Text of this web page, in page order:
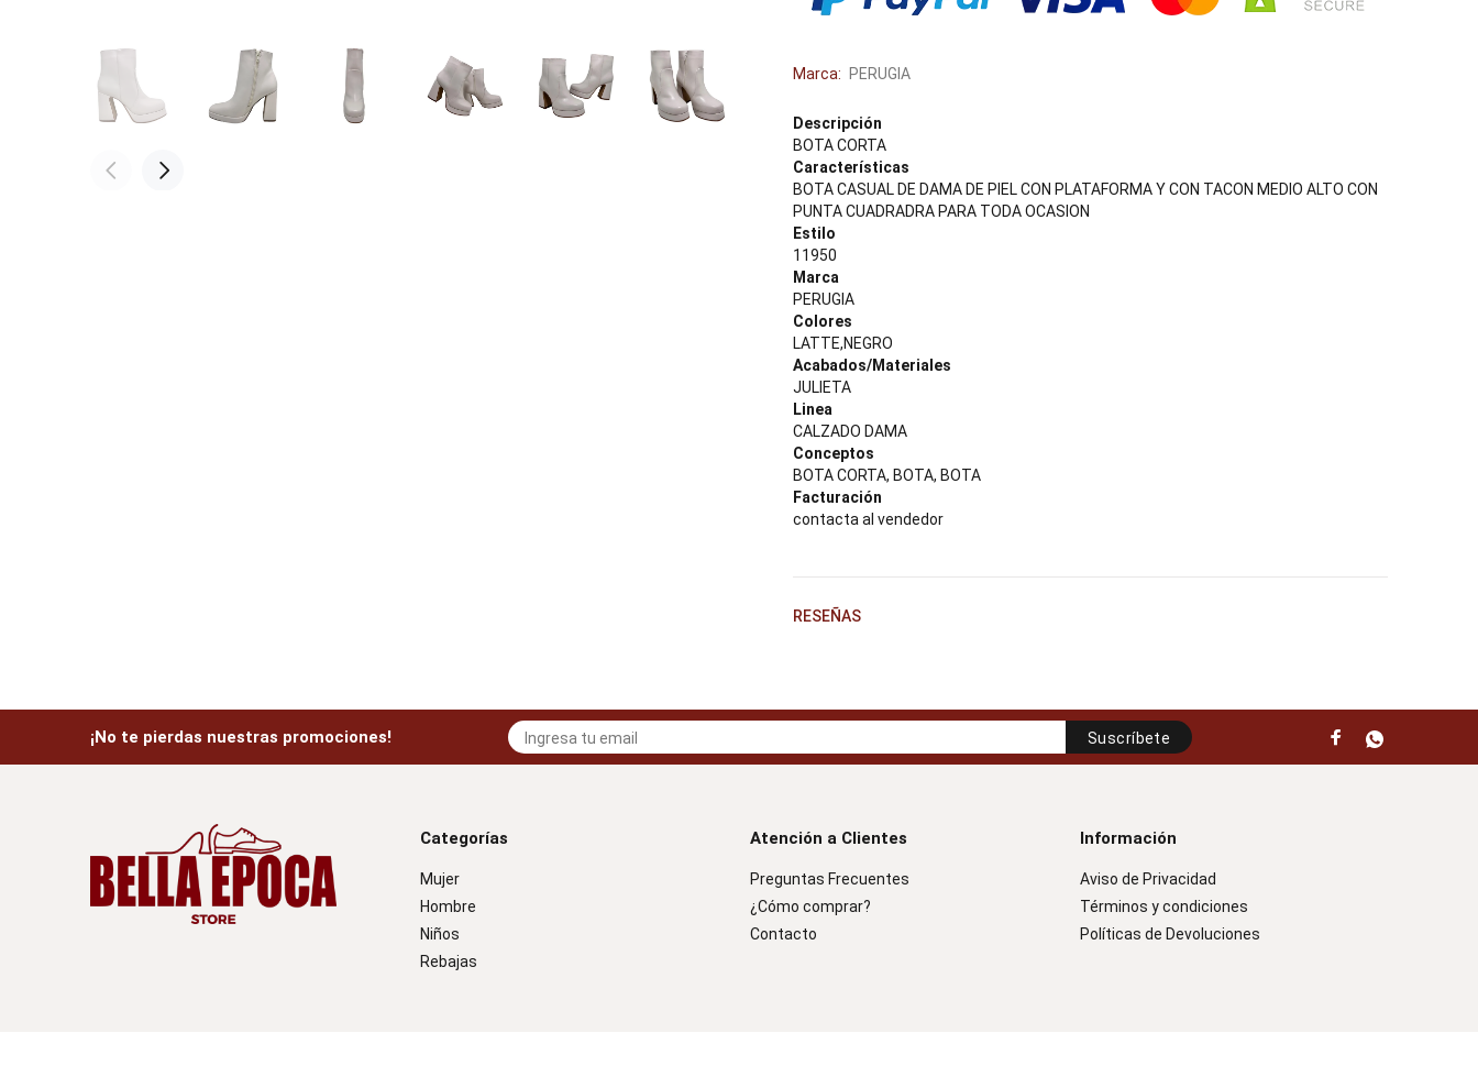
Marca: PERUGIA
Descripción
BOTA CORTA
Características
BOTA CASUAL DE DAMA DE PIEL CON PLATAFORMA Y CON TACON MEDIO ALTO CON
PUNTA CUADRADRA PARA TODA OCASION
Estilo
11950
Marca
PERUGIA
Colores
LATTE,NEGRO
Acabados/Materiales
JULIETA
Linea
CALZADO DAMA
Conceptos
BOTA CORTA, BOTA, BOTA
Facturación
contacta al vendedor
RESEÑAS
¡No te pierdas nuestras promociones! Suscríbete
Categorías
Mujer
Hombre
Niños
Rebajas
Atención a Clientes
Preguntas Frecuentes
¿Cómo comprar?
Contacto
Información
Aviso de Privacidad
Términos y condiciones
Políticas de Devoluciones